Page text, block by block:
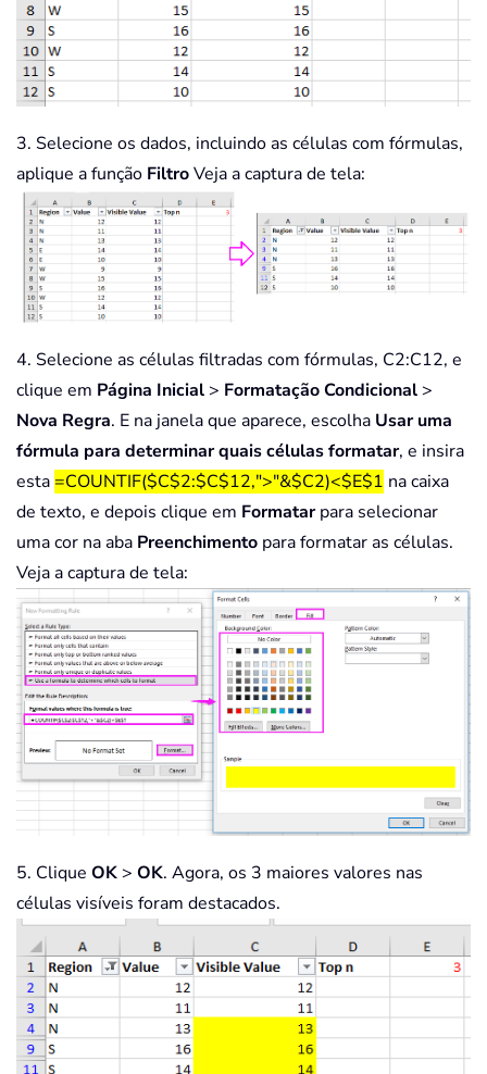
3. Selecione os dados, incluindo as células com fórmulas,
aplique a função FiltroVeja a captura de tela:
4. Selecione as células filtradas com fórmulas, C2:C12, e
clique em Página Inicial > Formatação Condicional >
Nova Regra. E na janela que aparece, escolha Usar uma
fórmula para determinar quais células formatar, e insira
esta =COUNTIF($C$2:$C$12,">"&$C2)<$E$1 na caixa
de texto, e depois clique em Formatarpara selecionar
uma cor na aba Preenchimento para formatar as células.
Veja a captura de tela:
5. Clique OK > OK. Agora, os 3 maiores valores nas
células visíveis foram destacados.